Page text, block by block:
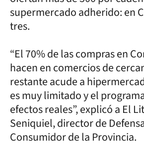
supermercado adherido: en
tres.
“El 70% de las compras en
hacen en comercios de
restante acude a
es muy limitado y el
efectos reales”, explicó a El
Seniquiel, director de
Consumidor de la Provincia.